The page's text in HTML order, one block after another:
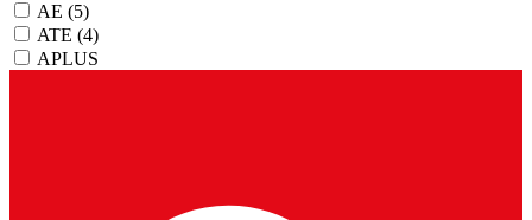
AE (5)
ATE (4)
APLUS